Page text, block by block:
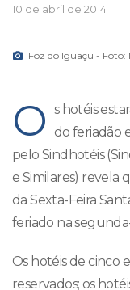
10 de abril de 2014
Foz do Iguaçu - Foto:
O s hotéis
do feriadão
pelo Sindhotéis
e Similares) revela
da Sexta-Feira
feriado na
Os hotéis de cinco
reservados; os